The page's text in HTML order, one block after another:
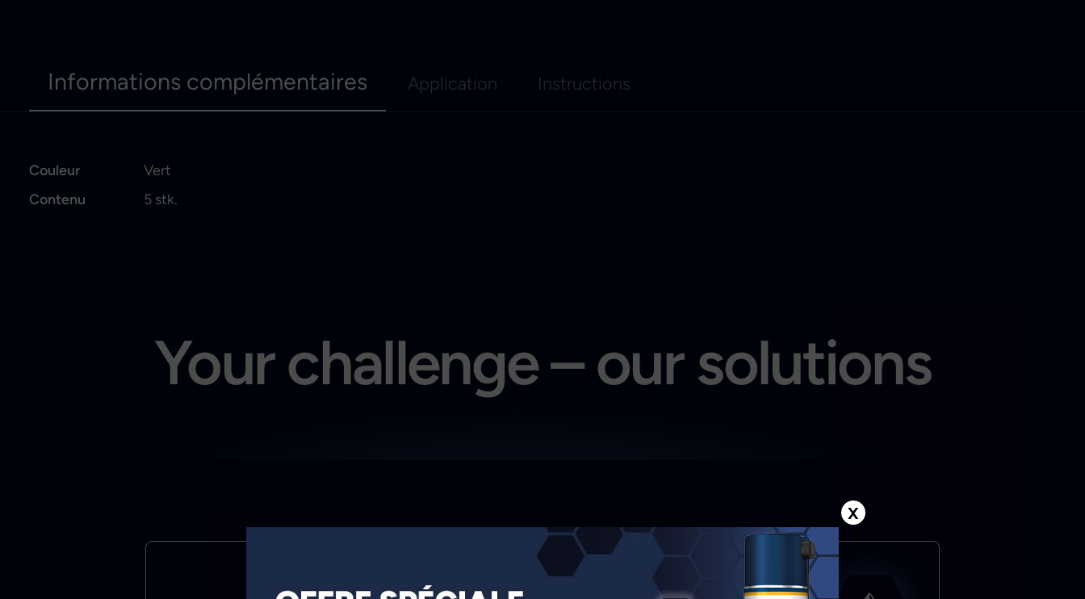
Informations complémentaires Application Instructions
Couleur
Vert
Contenu
5 stk.
Your challenge – our solutions
X